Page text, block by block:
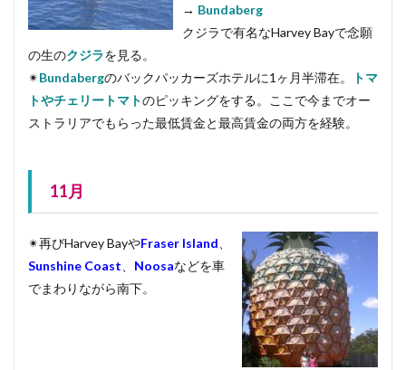
→ Bundaberg
クジラで有名なHarvey Bayで念願
の生のクジラを見る。
✴︎Bundabergのバックパッカーズホテルに1ヶ月半滞在。
トマ
トやチェリートマトのピッキングをする。ここで今までオー
ストラリアでもらった最低賃金と最高賃金の両方を経験。
11月
✴︎再びHarvey BayやFraser Island
Sunshine Coast
Noosaなどを車
でまわりながら南下。